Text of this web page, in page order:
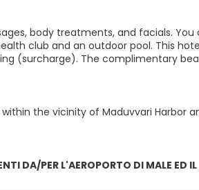
DA/PER L'AEROPORTO DI MALE ED
the vicinity of Maduvvari Harbor
body treatments, and facials.
club and an outdoor pool. This
(surcharge). The complimentary